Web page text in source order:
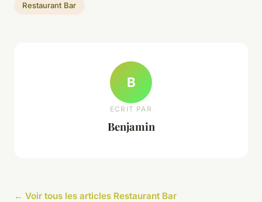
Restaurant Bar
B
ECRIT PAR
Benjamin
← Voir tous les articles Restaurant Bar